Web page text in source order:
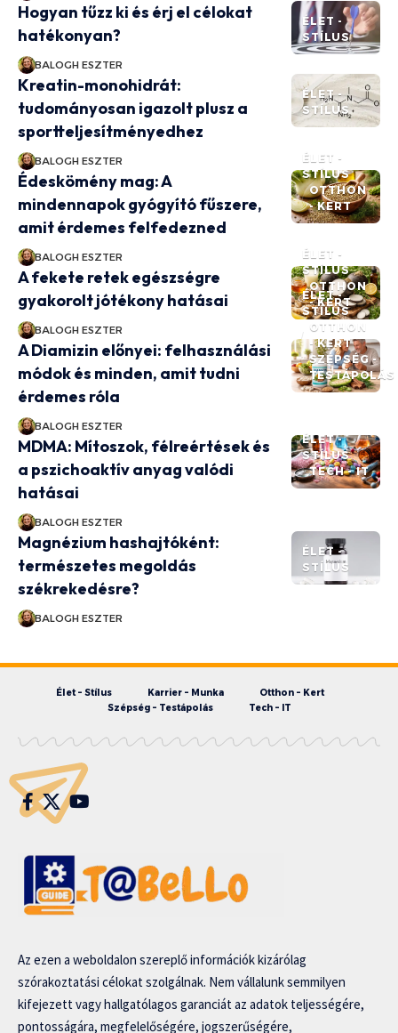
ÉLET -
STÍLUS
Hogyan tűzz ki és érj el célokat
hatékonyan?
BALOGH ESZTER
ÉLET -
STÍLUS
Kreatin-monohidrát:
tudományosan igazolt plusz a
sportteljesítményedhez
BALOGH ESZTER
ÉLET -
STÍLUS
OTTHON
- KERT
Édeskömény mag: A
mindennapok gyógyító fűszere,
amit érdemes felfedezned
BALOGH ESZTER
ÉLET -
STÍLUS
OTTHON
- KERT
A fekete retek egészségre
gyakorolt jótékony hatásai
BALOGH ESZTER
ÉLET -
STÍLUS
OTTHON
- KERT
SZÉPSÉG -
TESTÁPOLÁS
A Diamizin előnyei: felhasználási
módok és minden, amit tudni
érdemes róla
BALOGH ESZTER
ÉLET -
STÍLUS
TECH - IT
MDMA: Mítoszok, félreértések és
a pszichoaktív anyag valódi
hatásai
BALOGH ESZTER
ÉLET -
STÍLUS
Magnézium hashajtóként:
természetes megoldás
székrekedésre?
BALOGH ESZTER
Élet – Stílus Karrier – Munka
Otthon – Kert
Szépség – Testápolás
Tech – IT
Az ezen a weboldalon szereplő információk kizárólag
szórakoztatási célokat szolgálnak. Nem vállalunk semmilyen
kifejezett vagy hallgatólagos garanciát az adatok teljességére,
pontosságára, megfelelőségére, jogszerűségére,